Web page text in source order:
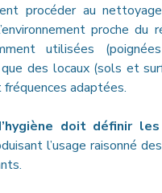
procéder au
proche du
utilisées
des locaux (sols et
adaptées.
doit définir
l’usage raisonné